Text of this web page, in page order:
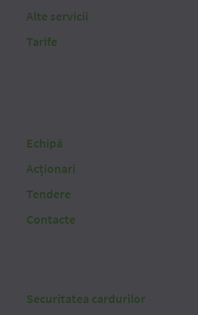
Alte servicii
Tarife
Echipă
Acționari
Tendere
Contacte
Securitatea cardurilor